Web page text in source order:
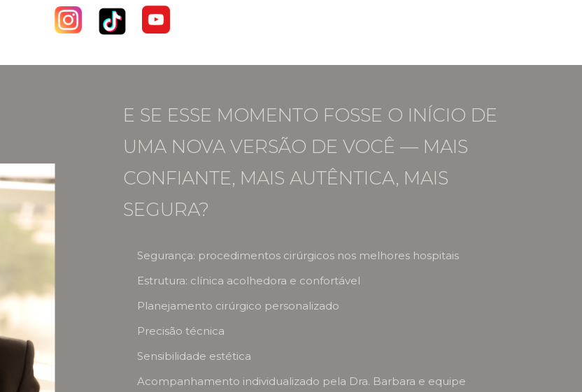
E SE ESSE MOMENTO FOSSE O INÍCIO DE
UMA NOVA VERSÃO DE VOCÊ — MAIS
CONFIANTE, MAIS AUTÊNTICA, MAIS
SEGURA?
Segurança: procedimentos cirúrgicos nos melhores hospitais
Estrutura: clínica acolhedora e confortável
Planejamento cirúrgico personalizado
Precisão técnica
Sensibilidade estética
Acompanhamento individualizado pela Dra. Barbara e equipe